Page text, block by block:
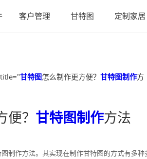
客户管理 甘特图 定制家居
甘特图怎么制作更方便？ 甘特图制作方
？ 甘特图制作方法
制作方法。其实现在制作甘特图的方式有多种